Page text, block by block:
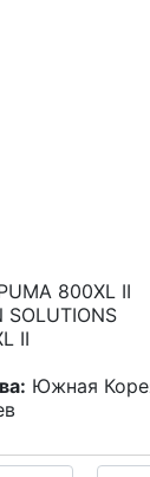
800XL II
SOLUTIONS
II
Южная